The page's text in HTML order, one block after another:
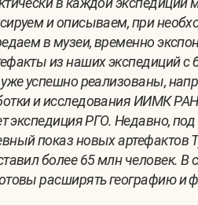
и описываем, при
в музеи, временно
из наших экспедиций
успешно реализованы,
и исследования ИИМК РАН
экспедиция РГО. Недавно,
показ новых
более 65 млн человек. В
расширять географию и